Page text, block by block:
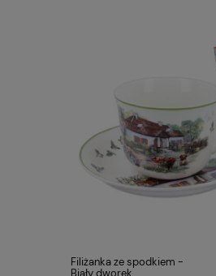
Filiżanka ze spodkiem -
Biały dworek